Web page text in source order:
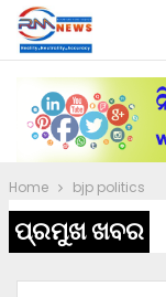
Home bjp politics
ପ୍ରମୁଖ ଖବର